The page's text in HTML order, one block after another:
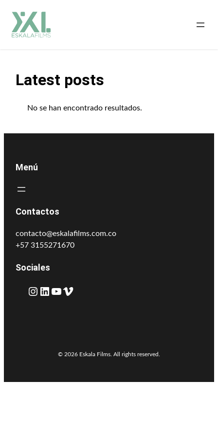
Latest posts
No se han encontrado resultados.
Menú
Contactos
contacto@eskalafilms.com.co
+57 3155271670
Sociales
Instagram LinkedIn YouTube Vimeo
© 2026 Eskala Films. All rights reserved.